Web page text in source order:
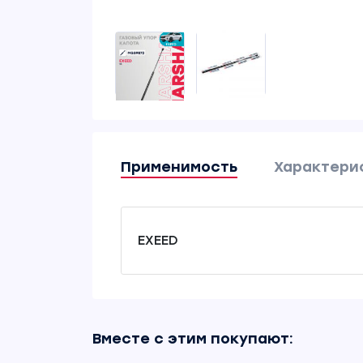
Применимость
EXEED
Вместе с этим покупают: